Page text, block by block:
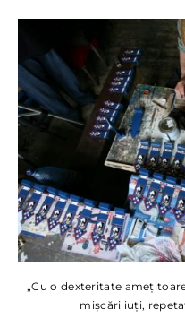
„Cu o dexteritate
mişcări iuţi,